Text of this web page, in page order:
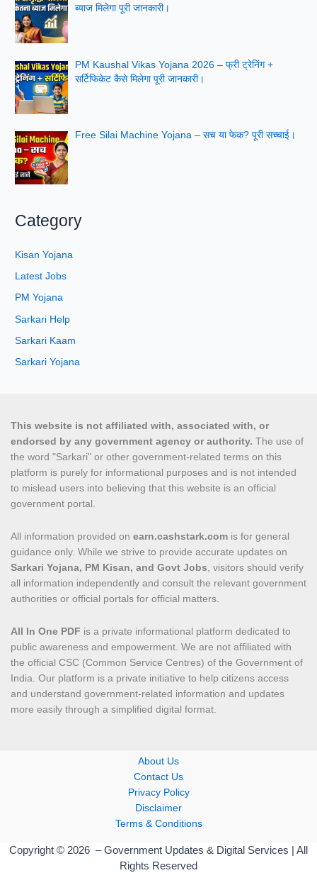
ब्याज मिलेगा पूरी जानकारी।
PM Kaushal Vikas Yojana 2026 – फ्री ट्रेनिंग +
सर्टिफिकेट कैसे मिलेगा पूरी जानकारी।
Free Silai Machine Yojana – सच या फेक? पूरी सच्चाई।
Category
Kisan Yojana
Latest Jobs
PM Yojana
Sarkari Help
Sarkari Kaam
Sarkari Yojana
This website is not affiliated with, associated with, or
endorsed by any government agency or authority. The use of
the word "Sarkari" or other government-related terms on this
platform is purely for informational purposes and is not intended
to mislead users into believing that this website is an official
government portal.
All information provided on earn.cashstark.com is for general
guidance only. While we strive to provide accurate updates on
Sarkari Yojana, PM Kisan, and Govt Jobs, visitors should verify
all information independently and consult the relevant government
authorities or official portals for official matters.
All In One PDF is a private informational platform dedicated to
public awareness and empowerment. We are not affiliated with
the official CSC (Common Service Centres) of the Government of
India. Our platform is a private initiative to help citizens access
and understand government-related information and updates
more easily through a simplified digital format.
About Us
Contact Us
Privacy Policy
Disclaimer
Terms & Conditions
Copyright © 2026 – Government Updates & Digital Services | All
Rights Reserved